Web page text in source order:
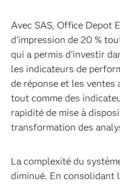
Avec SAS, Office Depot
d'impression de 20 %
qui a permis d'investir
les indicateurs de
de réponse et les ventes
tout comme des
rapidité de mise à
transformation des
La complexité du
diminué. En consolidant